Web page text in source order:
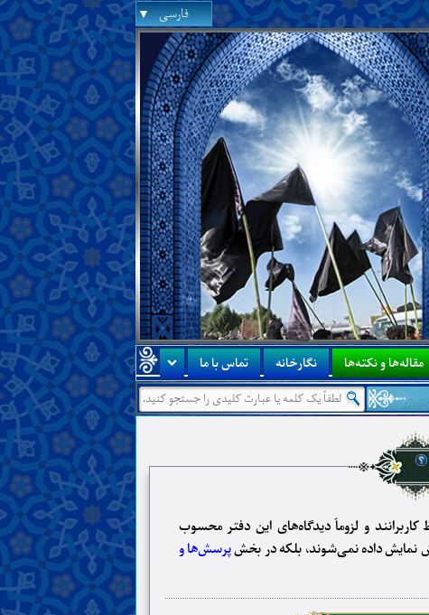
فارسی
مقاله‌ها و نکته‌ها نگارخانه تماس با ما
●درس جدید:درس‌هایی از آن جناب
و لزوماً دیدگاه‌های این دفتر محسوب
نمایش داده نمی‌شوند، بلکه در بخشپرسش‌ها و